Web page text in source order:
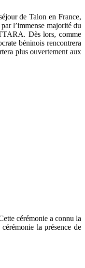
de Talon en France,
l’immense majorité du
Dès lors, comme
béninois rencontrera
plus ouvertement aux
cérémonie a connu la
la présence de